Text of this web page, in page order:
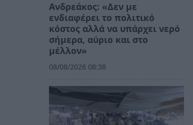
Ανδρεάκος: «Δεν με
ενδιαφέρει το πολιτικό
κόστος αλλά να υπάρχει νερό
σήμερα, αύριο και στο
μέλλον»
08/08/2026 08:38